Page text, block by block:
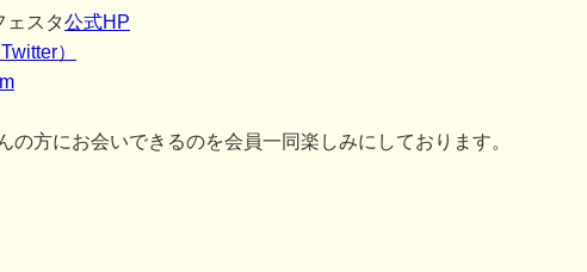
ェスタ公式HP
）
の方にお会いできるのを会員一同楽しみにしております。